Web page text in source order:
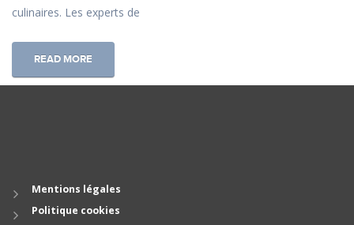
culinaires. Les experts de
READ MORE
Mentions légales
Politique cookies